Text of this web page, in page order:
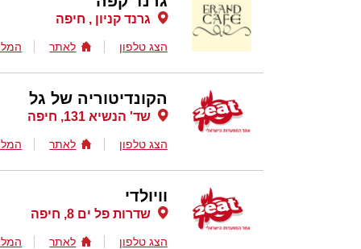
גרנד קניון , חיפה
הצג טלפון לאתר
הקונדיטוריה של גל
שד' הנשיא 131, חיפה
הצג טלפון לאתר
וויולדי
שדרות פל ים 8, חיפה
הצג טלפון לאתר